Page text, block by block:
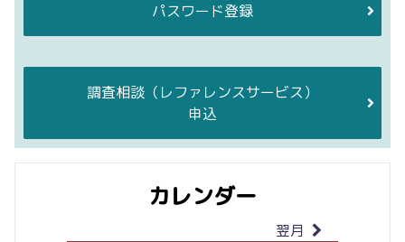
パスワード登録
調査相談 （レファレンスサービス）
申込
カレンダー
翌月